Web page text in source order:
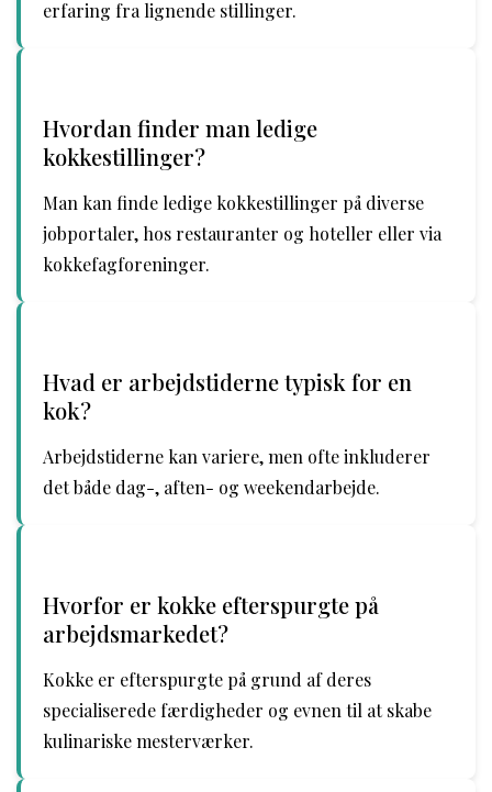
erfaring fra lignende stillinger.
Hvordan finder man ledige
kokkestillinger?
Man kan finde ledige kokkestillinger på diverse
jobportaler, hos restauranter og hoteller eller via
kokkefagforeninger.
Hvad er arbejdstiderne typisk for en
kok?
Arbejdstiderne kan variere, men ofte inkluderer
det både dag-, aften- og weekendarbejde.
Hvorfor er kokke efterspurgte på
arbejdsmarkedet?
Kokke er efterspurgte på grund af deres
specialiserede færdigheder og evnen til at skabe
kulinariske mesterværker.